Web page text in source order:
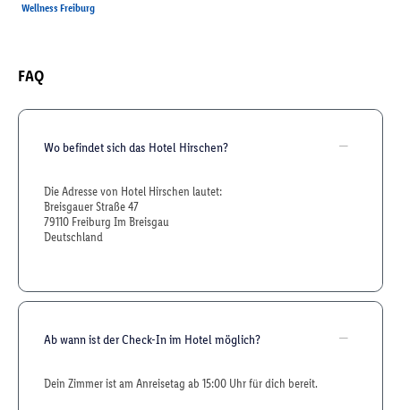
Wellness Freiburg
FAQ
Wo befindet sich das Hotel Hirschen?
Die Adresse von Hotel Hirschen lautet:
Breisgauer Straße 47
79110 Freiburg Im Breisgau
Deutschland
Ab wann ist der Check-In im Hotel möglich?
Dein Zimmer ist am Anreisetag ab 15:00 Uhr für dich bereit.